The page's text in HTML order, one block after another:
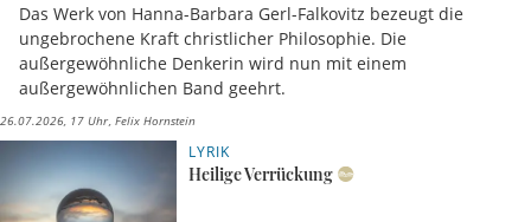
Das Werk von Hanna-Barbara Gerl-Falkovitz bezeugt die
ungebrochene Kraft christlicher Philosophie. Die
außergewöhnliche Denkerin wird nun mit einem
außergewöhnlichen Band geehrt.
26.07.2026, 17 Uhr Felix Hornstein
LYRIK
Heilige Verrückung